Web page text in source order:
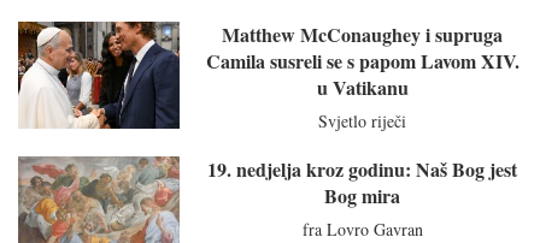
Matthew McConaughey i supruga
Camila susreli se s papom Lavom XIV.
u Vatikanu
Svjetlo riječi
19. nedjelja kroz godinu: Naš Bog jest
Bog mira
fra Lovro Gavran